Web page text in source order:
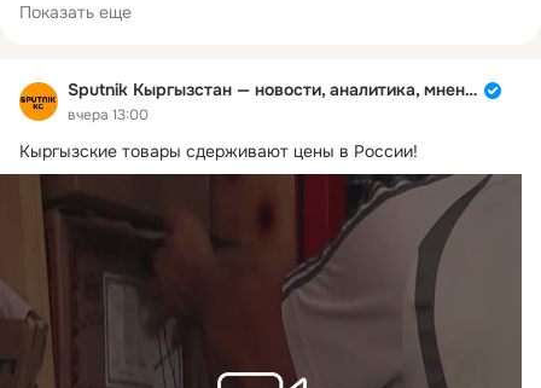
Sputnik Кыргызстан — новости, аналитика, мнения
вчера 13:00
Кыргызские товары сдерживают цены в России!
Показать еще